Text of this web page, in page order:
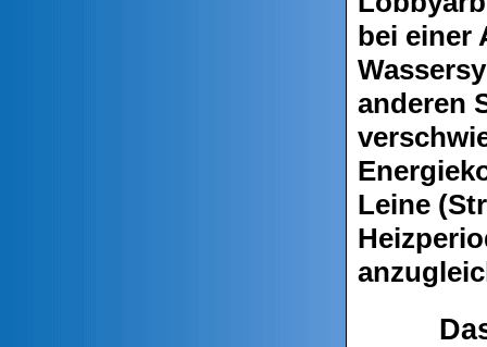
bei einer
anderen
Leine